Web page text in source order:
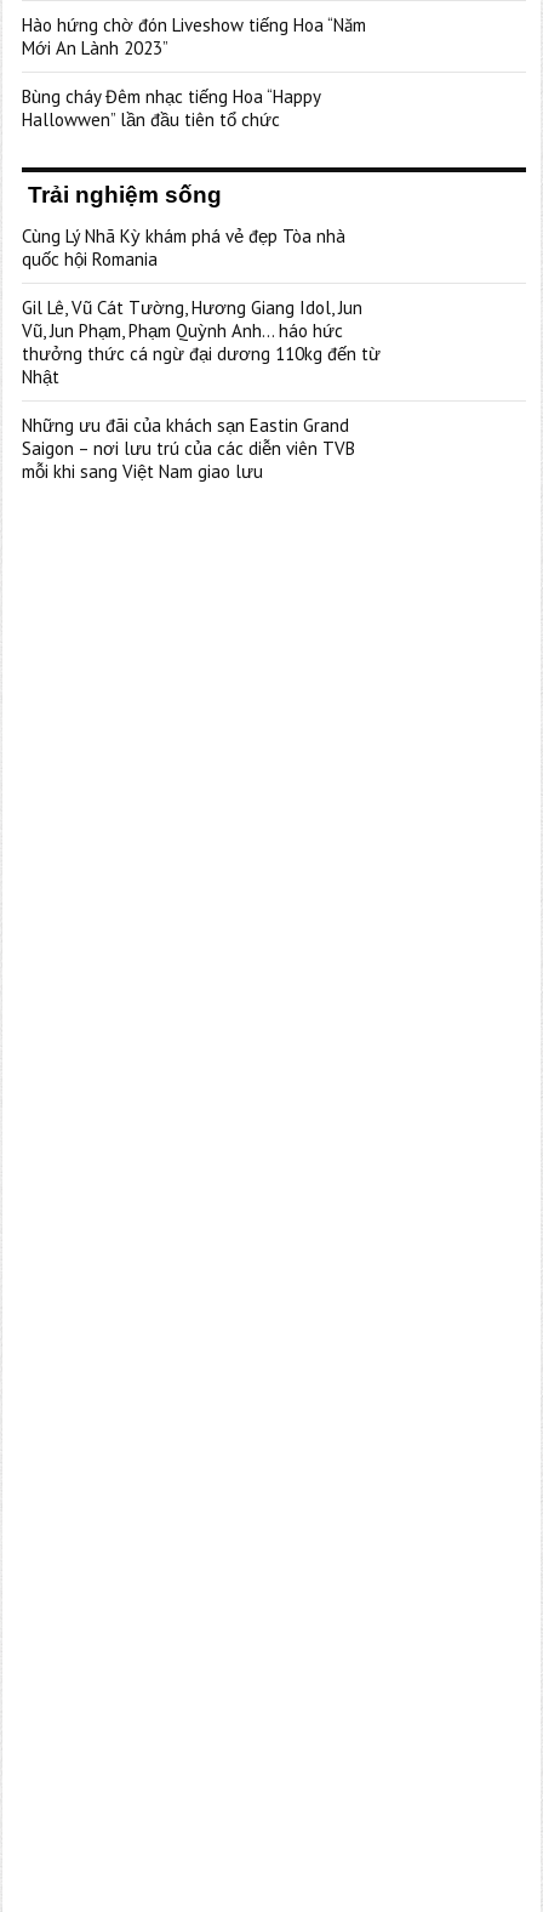
Hào hứng chờ đón Liveshow tiếng Hoa “Năm
Mới An Lành 2023”
Bùng cháy Đêm nhạc tiếng Hoa “Happy
Hallowwen” lần đầu tiên tổ chức
Trải nghiệm sống
Cùng Lý Nhã Kỳ khám phá vẻ đẹp Tòa nhà
quốc hội Romania
Gil Lê, Vũ Cát Tường, Hương Giang Idol, Jun
Vũ, Jun Phạm, Phạm Quỳnh Anh… háo hức
thưởng thức cá ngừ đại dương 110kg đến từ
Nhật
Những ưu đãi của khách sạn Eastin Grand
Saigon – nơi lưu trú của các diễn viên TVB
mỗi khi sang Việt Nam giao lưu